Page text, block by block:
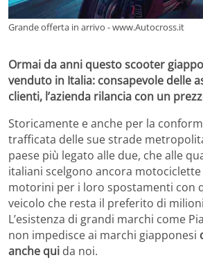
Grande offerta in arrivo - www.Autocross.it
Ormai da anni questo scooter
venduto in Italia: consapevole delle
clienti, l’azienda rilancia con un
Storicamente e anche per la
trafficata delle sue strade
paese più legato alle due, che alle
italiani scelgono ancora
motorini per i loro spostamenti con
veicolo che resta il preferito di
L’esistenza di grandi marchi come
non impedisce ai marchi giapponesi
anche qui da noi.